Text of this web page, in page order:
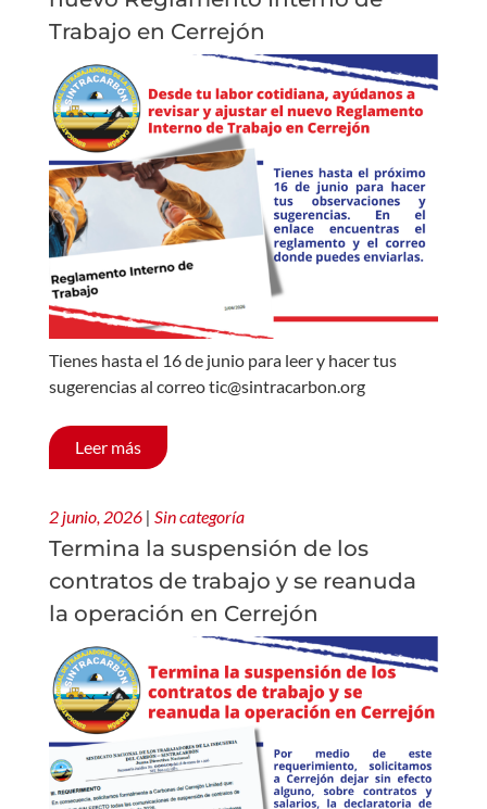
Trabajo en Cerrejón
Tienes hasta el 16 de junio para leer y hacer tus
sugerencias al correo tic@sintracarbon.org
Leer más
2 junio, 2026 | Sin categoría
Termina la suspensión de los
contratos de trabajo y se reanuda
la operación en Cerrejón